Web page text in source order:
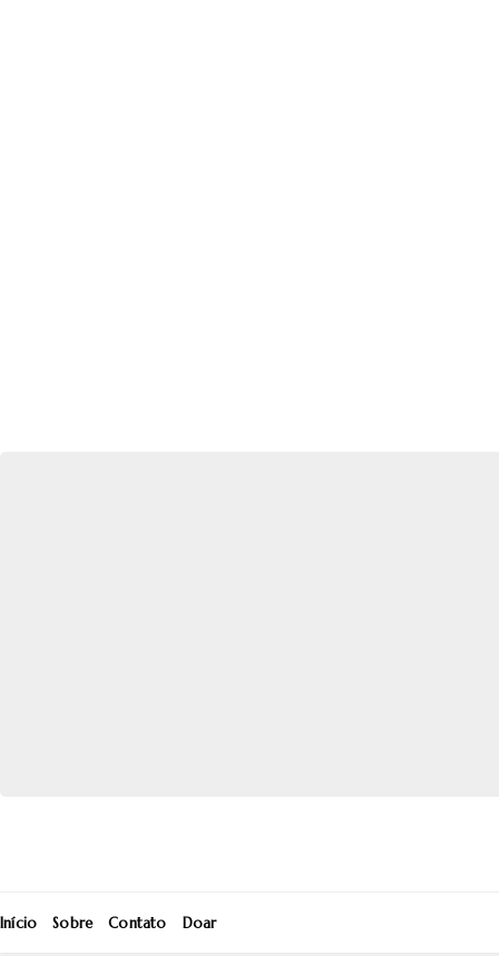
Início Sobre Contato Doar